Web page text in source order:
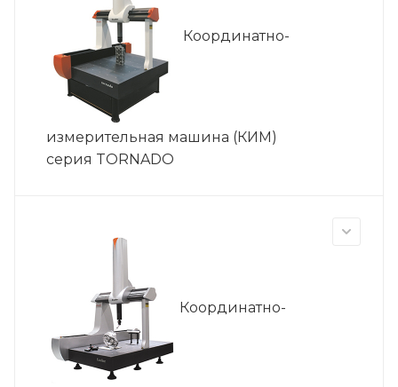
Координатно-
измерительная машина (КИМ)
cерия TORNADO
Координатно-